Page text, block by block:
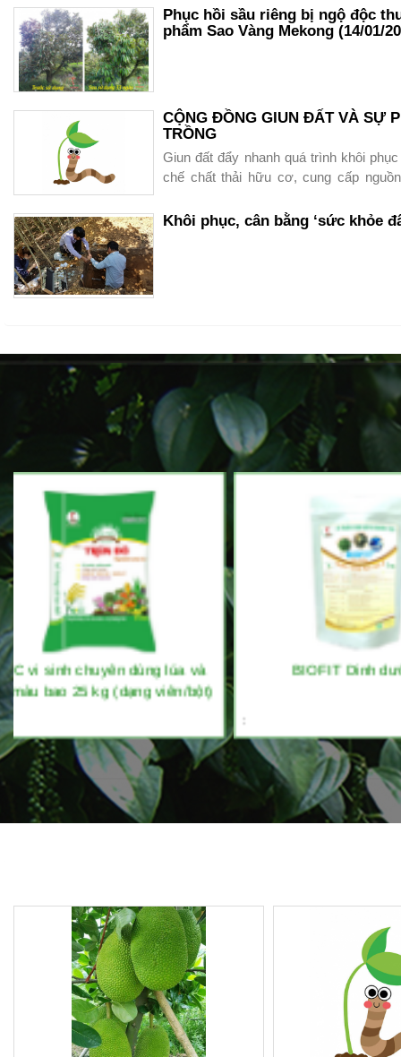
+ Protein : 50-75%
Phục hồi sầu riêng bị ngộ độc
phẩm Sao Vàng Mekong (14/01/
CỘNG ĐỒNG GIUN ĐẤT VÀ SỰ
TRỒNG
Giun đất đẩy nhanh quá trình khôi
chế chất thải hữu cơ, cung cấp
mặt đất.
Khôi phục, cân bằng ‘sức khỏe
và
bột)
BIOFIT Dinh dưỡng
BIOFIT